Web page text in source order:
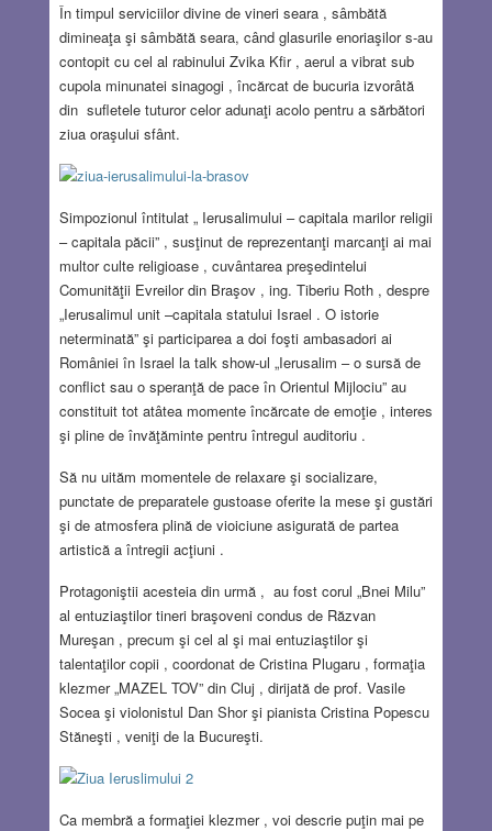
În timpul serviciilor divine de vineri seara , sâmbătă
dimineaţa şi sâmbătă seara, când glasurile enoriaşilor s-au
contopit cu cel al rabinului Zvika Kfir , aerul a vibrat sub
cupola minunatei sinagogi , încărcat de bucuria izvorâtă
din sufletele tuturor celor adunaţi acolo pentru a sărbători
ziua oraşului sfânt.
Simpozionul întitulat „ Ierusalimului – capitala marilor religii
– capitala păcii” , susţinut de reprezentanţi marcanţi ai mai
multor culte religioase , cuvântarea preşedintelui
Comunităţii Evreilor din Braşov , ing. Tiberiu Roth , despre
„Ierusalimul unit –capitala statului Israel . O istorie
neterminată” şi participarea a doi foşti ambasadori ai
României în Israel la talk show-ul „Ierusalim – o sursă de
conflict sau o speranţă de pace în Orientul Mijlociu” au
constituit tot atâtea momente încărcate de emoţie , interes
şi pline de învăţăminte pentru întregul auditoriu .
Să nu uităm momentele de relaxare şi socializare,
punctate de preparatele gustoase oferite la mese şi gustări
şi de atmosfera plină de vioiciune asigurată de partea
artistică a întregii acţiuni .
Protagoniştii acesteia din urmă , au fost corul „Bnei Milu”
al entuziaştilor tineri braşoveni condus de Răzvan
Mureşan , precum şi cel al şi mai entuziaştilor şi
talentaţilor copii , coordonat de Cristina Plugaru , formaţia
klezmer „MAZEL TOV” din Cluj , dirijată de prof. Vasile
Socea şi violonistul Dan Shor şi pianista Cristina Popescu
Stăneşti , veniţi de la Bucureşti.
Ca membră a formaţiei klezmer , voi descrie puţin mai pe